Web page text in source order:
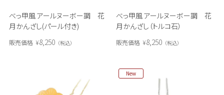
べっ甲風 アールヌーボー調 花
月かんざし(パール付き)
販売価格 ¥8,250 税込
べっ甲風 アールヌーボー調 花
月かんざし（トルコ石）
販売価格 ¥8,250 税込
New